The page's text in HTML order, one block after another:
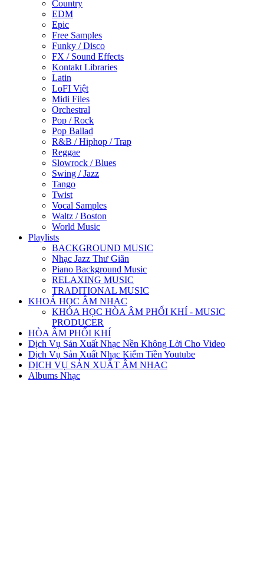
Country
EDM
Epic
Free Samples
Funky / Disco
FX / Sound Effects
Kontakt Libraries
Latin
LoFI Việt
Midi Files
Orchestral
Pop / Rock
Pop Ballad
R&B / Hiphop / Trap
Reggae
Slowrock / Blues
Swing / Jazz
Tango
Twist
Vocal Samples
Waltz / Boston
World Music
Playlists
BACKGROUND MUSIC
Nhạc Jazz Thư Giãn
Piano Background Music
RELAXING MUSIC
TRADITIONAL MUSIC
KHOÁ HỌC ÂM NHẠC
KHÓA HỌC HÒA ÂM PHỐI KHÍ - MUSIC
PRODUCER
HÒA ÂM PHỐI KHÍ
Dịch Vụ Sản Xuất Nhạc Nền Không Lời Cho Video
Dịch Vụ Sản Xuất Nhạc Kiếm Tiền Youtube
DỊCH VỤ SẢN XUẤT ÂM NHẠC
Albums Nhạc